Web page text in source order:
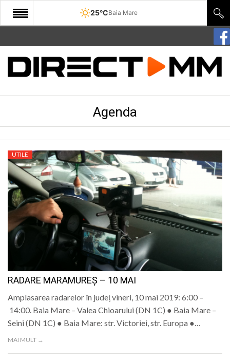
25°CBaia Mare
START
COMUNITATE
SANATATE
SPORT
SPECIAL
POLITIC
LIFE
Agenda
UTILE
RADARE MARAMUREȘ – 10 MAI
Amplasarea radarelor în județ vineri, 10 mai 2019: 6:00 –
14:00. Baia Mare – Valea Chioarului (DN 1C) ● Baia Mare –
Seini (DN 1C) ● Baia Mare: str. Victoriei, str. Europa ●…
MAI MULT →